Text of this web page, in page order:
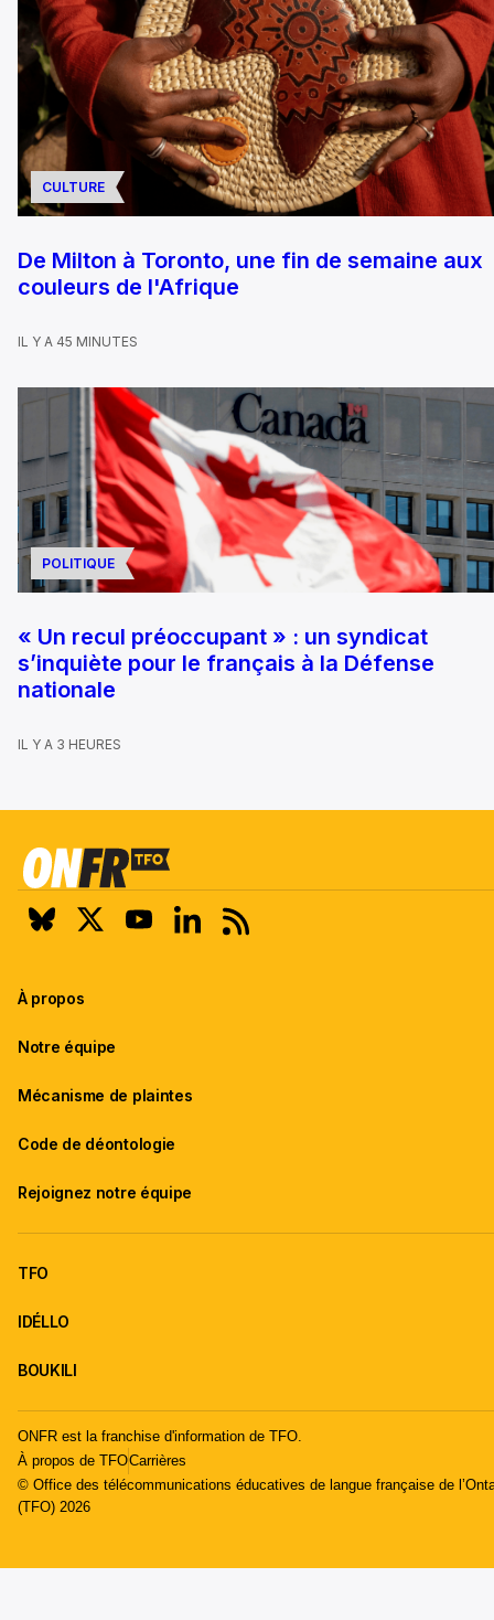
CULTURE
De Milton à Toronto, une fin de semaine aux
couleurs de l'Afrique
IL Y A 45 MINUTES
POLITIQUE
« Un recul préoccupant » : un syndicat
s’inquiète pour le français à la Défense
nationale
IL Y A 3 HEURES
À propos
Notre équipe
Mécanisme de plaintes
Code de déontologie
Rejoignez notre équipe
TFO
IDÉLLO
BOUKILI
ONFR est la franchise d'information de TFO.
À propos de TFOCarrières
© Office des télécommunications éducatives de langue française de
(TFO) 2026